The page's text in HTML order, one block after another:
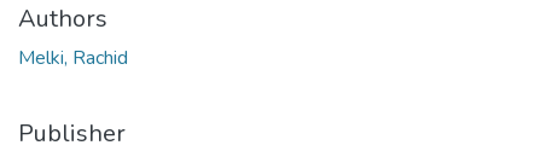
Authors
Melki, Rachid
Publisher